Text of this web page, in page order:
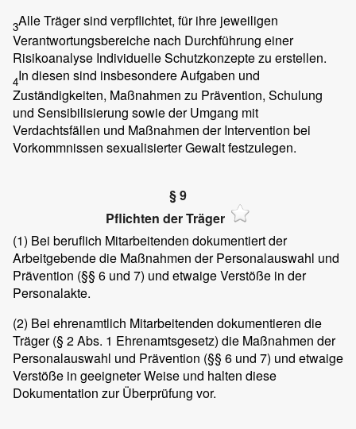
3Alle Träger sind verpflichtet, für ihre jeweiligen
Verantwortungsbereiche nach Durchführung einer
Risikoanalyse Individuelle Schutzkonzepte zu erstellen.
4In diesen sind insbesondere Aufgaben und
Zuständigkeiten, Maßnahmen zu Prävention, Schulung
und Sensibilisierung sowie der Umgang mit
Verdachtsfällen und Maßnahmen der Intervention bei
Vorkommnissen sexualisierter Gewalt festzulegen.
§ 9
Pflichten der Träger
(1) Bei beruflich Mitarbeitenden dokumentiert der
Arbeitgebende die Maßnahmen der Personalauswahl und
Prävention (§§ 6 und 7) und etwaige Verstöße in der
Personalakte.
(2) Bei ehrenamtlich Mitarbeitenden dokumentieren die
Träger (§ 2 Abs. 1 Ehrenamtsgesetz) die Maßnahmen der
Personalauswahl und Prävention (§§ 6 und 7) und etwaige
Verstöße in geeigneter Weise und halten diese
Dokumentation zur Überprüfung vor.